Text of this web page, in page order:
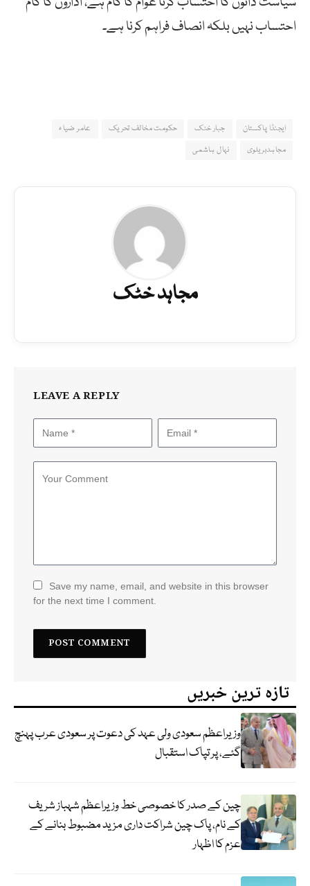
احتساب نہیں بلکہ انصاف فراہم کرنا ہے۔
ایجنڈا پاکستان جبار خٹک حکومت مخالف تحریک
عامر ضیاء
مجاہدبریلوی
نہال ہاشمی
مجاہد خٹک
LEAVE A REPLY
Save my name, email, and website in this browser
for the next time I comment.
تازہ ترین خبریں
وزیراعظم سعودی ولی عہد کی دعوت پر سعودی عرب پہنچ
گئے، پر تپاک استقبال
چین کے صدر کا خصوصی خط وزیراعظم شہباز شریف
کے نام، پاک چین شراکت داری مزید مضبوط بنانے کے
عزم کا اظہار